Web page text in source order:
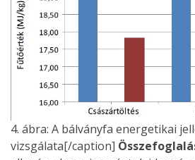
4. ábra: A bálványfa energetikai
vizsgálata[/caption]